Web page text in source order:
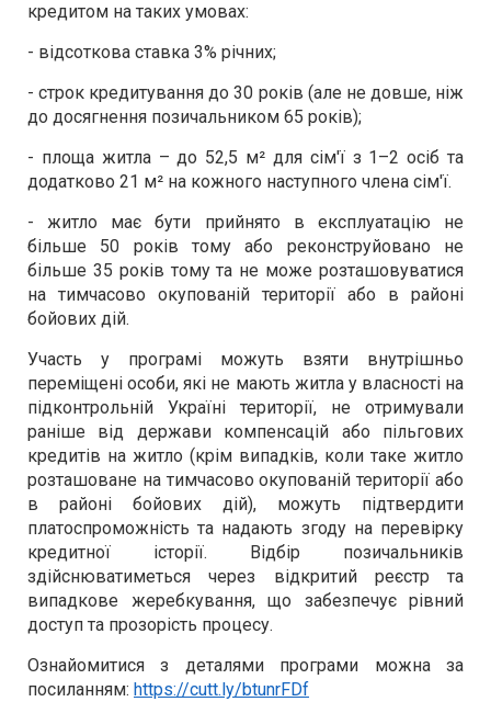
кредитом на таких умовах:
- відсоткова ставка 3% річних;
- строк кредитування до 30 років (але не довше, ніж
до досягнення позичальником 65 років);
- площа житла – до 52,5 м² для сім'ї з 1–2 осіб та
додатково 21 м² на кожного наступного члена сім'ї.
- житло має бути прийнято в експлуатацію не
більше 50 років тому або реконструйовано не
більше 35 років тому та не може розташовуватися
на тимчасово окупованій території або в районі
бойових дій.
Участь у програмі можуть взяти внутрішньо
переміщені особи, які не мають житла у власності на
підконтрольній Україні території, не отримували
раніше від держави компенсацій або пільгових
кредитів на житло (крім випадків, коли таке житло
розташоване на тимчасово окупованій території або
в районі бойових дій), можуть підтвердити
платоспроможність та надають згоду на перевірку
кредитної історії. Відбір позичальників
здійснюватиметься через відкритий реєстр та
випадкове жеребкування, що забезпечує рівний
доступ та прозорість процесу.
Ознайомитися з деталями програми можна за
посиланням: https://cutt.ly/btunrFDf